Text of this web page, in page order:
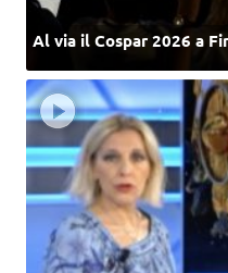
Al via il Cospar 2026 a